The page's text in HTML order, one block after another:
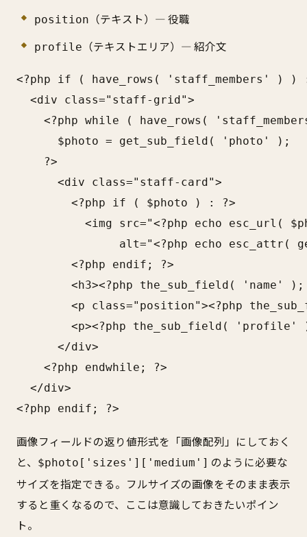
position （テキスト）— 役職
profile （テキストエリア）— 紹介文
<?php if ( have_rows( 'staff_members' ) )
  <div class="staff-grid">
<?php while ( have_rows(
      $photo = get_sub_field( 'photo' );
    ?>
      <div class="staff-card">
        <?php if ( $photo ) : ?>
<img src="<?php echo esc_url(
alt="<?php echo esc_attr(
        <?php endif; ?>
<h3><?php the_sub_field( 'name'
<p class="position"><?php
<p><?php the_sub_field( 'profile'
      </div>
    <?php endwhile; ?>
  </div>
<?php endif; ?>
画像フィールドの返り値形式を「画像配列」にしておく
と、
$photo['sizes']['medium'] のように必要な
サイズを指定できる。フルサイズの画像をそのまま表示
すると重くなるので、ここは意識しておきたいポイン
ト。